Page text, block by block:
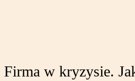
Firma w kryzysie.